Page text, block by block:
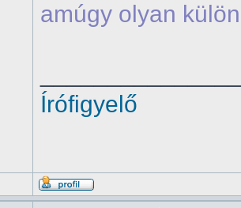
amúgy olyan
Írófigyelő